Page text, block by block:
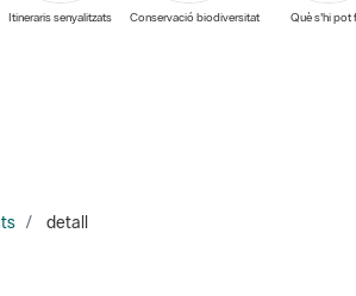
Itineraris senyalitzats Conservació biodiversitat Què s'hi pot
detall